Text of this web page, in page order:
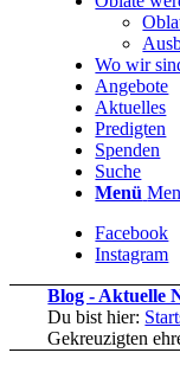
Wo wir
Angebote
Aktuelles
Predigten
Spenden
Suche
Menü
Facebook
Instagram
Blog - Aktuelle
Du bist hier:
Gekreuzigten